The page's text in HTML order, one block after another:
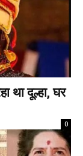
था दूल्हा, घर
0